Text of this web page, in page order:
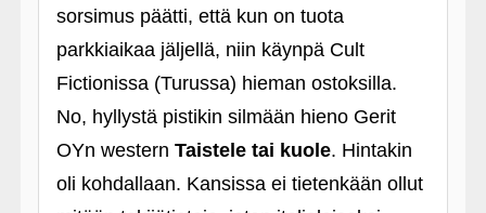
sorsimus päätti, että kun on tuota
parkkiaikaa jäljellä, niin käynpä Cult
Fictionissa (Turussa) hieman ostoksilla.
No, hyllystä pistikin silmään hieno Gerit
OYn western Taistele tai kuole. Hintakin
oli kohdallaan. Kansissa ei tietenkään ollut